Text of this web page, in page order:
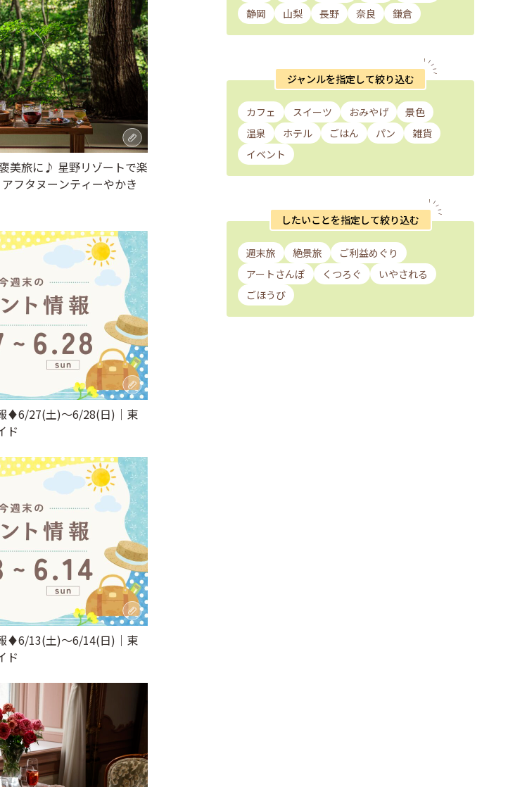
美旅に♪ 星野リゾートで楽
フタヌーンティーやかき
♦︎6/27(土)〜6/28(日)｜東
ド
♦︎6/13(土)〜6/14(日)｜東
ド
静岡
山梨 長野 奈良 鎌倉
ジャンルを指定して絞り込む
カフェ スイーツ おみやげ
景色
温泉
ホテル ごはん パン
雑貨
イベント
したいことを指定して絞り込む
週末旅 絶景旅
ご利益めぐり
アートさんぽ
くつろぐ
いやされる
ごほうび